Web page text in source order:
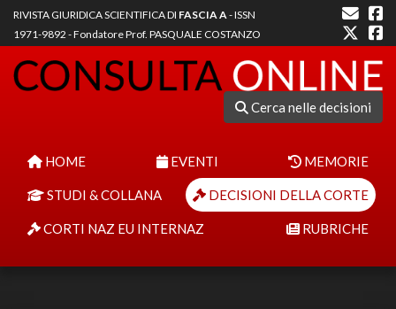
RIVISTA GIURIDICA SCIENTIFICA DI FASCIA A- ISSN
1971-9892 - Fondatore Prof. PASQUALE COSTANZO
Cerca nelle decisioni
HOME EVENTI MEMORIE
STUDI & COLLANA DECISIONI DELLA CORTE
CORTI NAZ EU INTERNAZ RUBRICHE